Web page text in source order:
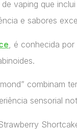
vaping que
e sabores
, é conhecida
combinam
sensorial